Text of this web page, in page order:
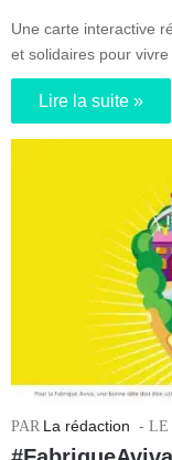
Une carte interactive
et solidaires pour
Lire la suite »
La rédaction